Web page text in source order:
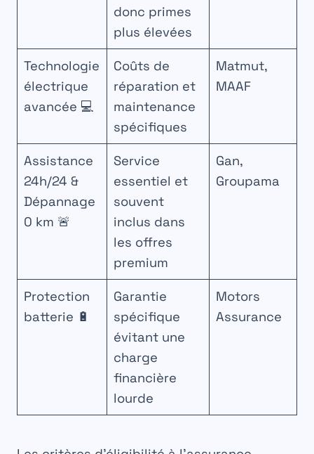
donc primes
plus élevées
Technologie
électrique
avancée 💻
Coûts de
réparation et
maintenance
spécifiques
Matmut,
MAAF
Assistance
24h/24 &
Dépannage
0 km 🚨
Service
essentiel et
souvent
inclus dans
les offres
premium
Gan,
Groupama
Protection
batterie 🔋
Garantie
spécifique
évitant une
charge
financière
lourde
Motors
Assurance